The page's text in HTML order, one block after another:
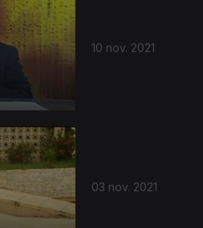
10 nov. 2021
03 nov. 2021